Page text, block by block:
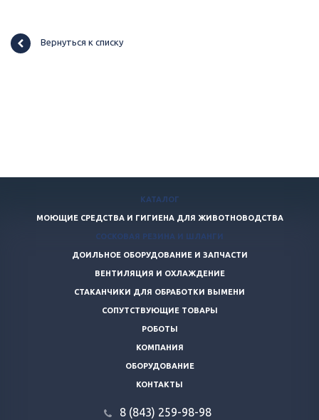
Вернуться к списку
КАТАЛОГ
МОЮЩИЕ СРЕДСТВА И ГИГИЕНА ДЛЯ ЖИВОТНОВОДСТВА
СОСКОВАЯ РЕЗИНА И ШЛАНГИ
ДОИЛЬНОЕ ОБОРУДОВАНИЕ И ЗАПЧАСТИ
ВЕНТИЛЯЦИЯ И ОХЛАЖДЕНИЕ
СТАКАНЧИКИ ДЛЯ ОБРАБОТКИ ВЫМЕНИ
СОПУТСТВУЮЩИЕ ТОВАРЫ
РОБОТЫ
КОМПАНИЯ
ОБОРУДОВАНИЕ
КОНТАКТЫ
8 (843) 259-98-98